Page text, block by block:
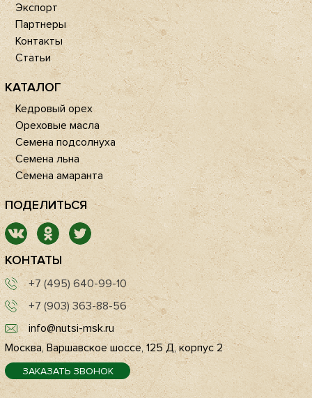
Экспорт
Партнеры
Контакты
Статьи
КАТАЛОГ
Кедровый орех
Ореховые масла
Семена подсолнуха
Семена льна
Семена амаранта
ПОДЕЛИТЬСЯ
КОНТАТЫ
+7 (495) 640-99-10
+7 (903) 363-88-56
info@nutsi-msk.ru
Москва, Варшавское шоссе, 125 Д, корпус 2
ЗАКАЗАТЬ ЗВОНОК